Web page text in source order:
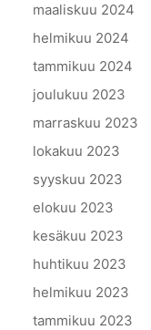
maaliskuu 2024
helmikuu 2024
tammikuu 2024
joulukuu 2023
marraskuu 2023
lokakuu 2023
syyskuu 2023
elokuu 2023
kesäkuu 2023
huhtikuu 2023
helmikuu 2023
tammikuu 2023